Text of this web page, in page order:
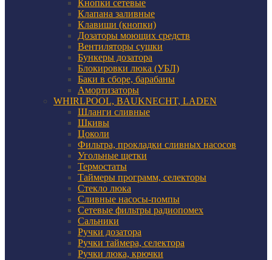
Кнопки сетевые
Клапана заливные
Клавиши (кнопки)
Дозаторы моющих средств
Вентиляторы сушки
Бункеры дозатора
Блокировки люка (УБЛ)
Баки в сборе, барабаны
Амортизаторы
WHIRLPOOL, BAUKNECHT, LADEN
Шланги сливные
Шкивы
Цоколи
Фильтра, прокладки сливных насосов
Угольные щетки
Термостаты
Таймеры программ, селекторы
Стекло люка
Сливные насосы-помпы
Сетевые фильтры радиопомех
Сальники
Ручки дозатора
Ручки таймера, селектора
Ручки люка, крючки